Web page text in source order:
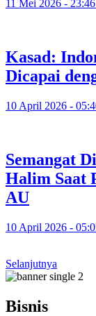
11 Mei 2026 -
Kasad:
Dicapai
10 April 2026 -
Semangat
Halim Saat
AU
10 April 2026 -
Selanjutnya
Bisnis